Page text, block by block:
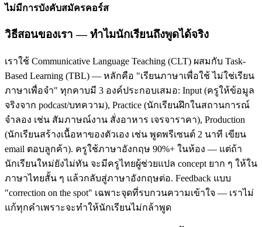
ไม่มีการบังคับสมัครคอร์ส
วิธีสอนของเรา — ทำไมนักเรียนถึงพูดได้จริง
เราใช้ Communicative Language Teaching (CLT) ผสมกับ Task-
Based Learning (TBL) — หลักคือ "เรียนภาษาเพื่อใช้ ไม่ใช่เรียน
ภาษาเพื่อจำ" ทุกคาบมี 3 องค์ประกอบเสมอ: Input (ครูให้ข้อมูล
จริงจาก podcast/บทความ), Practice (นักเรียนฝึกในสถานการณ์
จำลอง เช่น สัมภาษณ์งาน สั่งอาหาร เจรจาราคา), Production
(นักเรียนสร้างเนื้อหาของตัวเอง เช่น พูดพรีเซนต์ 2 นาที เขียน
email ตอบลูกค้า). ครูใช้ภาษาอังกฤษ 90%+ ในห้อง — แต่ถ้า
นักเรียนใหม่ยังไม่ทัน จะมีครูไทยผู้ช่วยแปล concept ยาก ๆ ให้ใน
ภาษาไทยสั้น ๆ แล้วกลับสู่ภาษาอังกฤษต่อ. Feedback แบบ
"correction on the spot" เฉพาะจุดที่รบกวนความเข้าใจ — เราไม่
แก้ทุกคำเพราะจะทำให้นักเรียนไม่กล้าพูด